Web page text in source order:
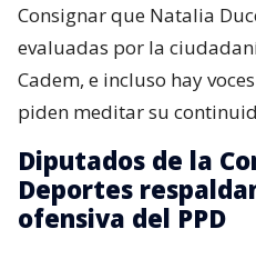
Consignar que Natalia
evaluadas por la
Cadem, e incluso hay
piden meditar su
Diputados de la
Deportes
ofensiva del PPD